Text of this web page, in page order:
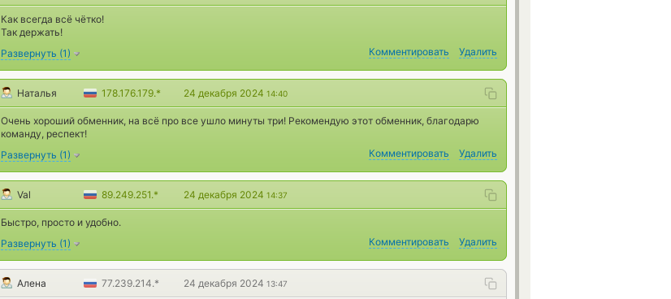
Как всегда всё чётко!
Так держать!
Развернуть (1) Комментировать Удалить
Наталья 178.176.179.* 24 декабря 2024 14:40
Очень хороший обменник, на всё про все ушло минуты три! Рекомендую этот обменник, благодарю
команду, респект!
Развернуть (1) Комментировать Удалить
Val 89.249.251.* 24 декабря 2024 14:37
Быстро, просто и удобно.
Развернуть (1) Комментировать Удалить
Алена 77.239.214.* 24 декабря 2024 13:47